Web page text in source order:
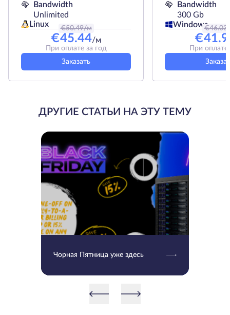
Bandwidth
Unlimited
Linux
€50.49/м
€45.44/м
При оплате за год
Заказать
Bandwidth
300 Gb
Windows
€46.03
€
При оплате
ДРУГИЕ СТАТЬИ НА ЭТУ ТЕМУ
Чорная Пятница уже здесь